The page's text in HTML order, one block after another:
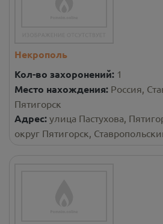
Некрополь
Кол-во захоронений: 1
Место нахождения: Россия,
Пятигорск
Адрес: улица Пастухова,
округ Пятигорск,